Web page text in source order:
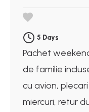
5 Days
Pachet
de familie
cu avion,
miercuri, retur